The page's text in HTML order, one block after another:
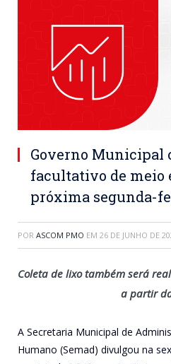
Governo Municipal
facultativo de meio
próxima segunda-
POR ASCOM PMO EM 26 DE JUNHO DE
Coleta de lixo também será
a partir
A Secretaria Municipal de
Humano (Semad) divulgou na